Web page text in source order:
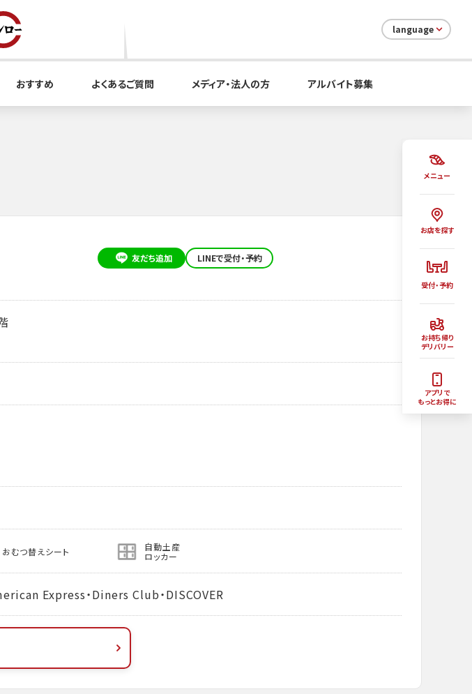
メニュー
お店を探す
受付・予約
お持ち帰り
デリバリー
アプリで
もっとお得に
language
おすすめ よくあるご質問 メディア・法人の方 アルバイト募集
友だち追加 LINEで受付・予約
おむつ替えシート 自動土産
ロッカー
Express・Diners Club・DISCOVER